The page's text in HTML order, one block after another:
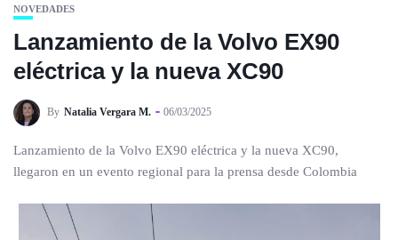
NOVEDADES
Lanzamiento de la Volvo EX90
eléctrica y la nueva XC90
By Natalia Vergara M. 06/03/2025
Lanzamiento de la Volvo EX90 eléctrica y la nueva XC90,
llegaron en un evento regional para la prensa desde Colombia